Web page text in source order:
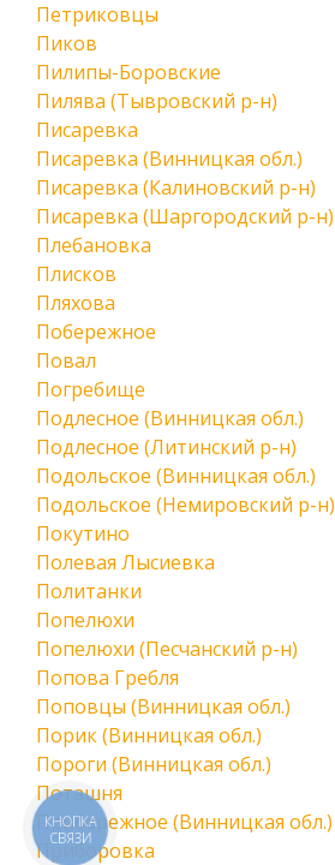
Петриковцы
Пиков
Пилипы-Боровские
Пилява (Тывровский р-н)
Писаревка
Писаревка (Винницкая обл.)
Писаревка (Калиновский р-н)
Писаревка (Шаргородский р-н)
Плебановка
Плисков
Пляхова
Побережное
Повал
Погребище
Подлесное (Винницкая обл.)
Подлесное (Литинский р-н)
Подольское (Винницкая обл.)
Подольское (Немировский р-н)
Покутино
Полевая Лысиевка
Политанки
Попелюхи
Попелюхи (Песчанский р-н)
Попова Гребля
Поповцы (Винницкая обл.)
Порик (Винницкая обл.)
Пороги (Винницкая обл.)
Поташня
Прибережное (Винницкая обл.)
Приборовка
КНОПКА
СВЯЗИ